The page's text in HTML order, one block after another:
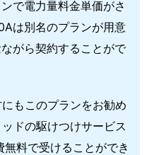
で電力量料金単価がさ
は別名のプランが用意
がら契約することがで
もこのプランをお勧め
ドの駆けつけサービス
料で受けることができ